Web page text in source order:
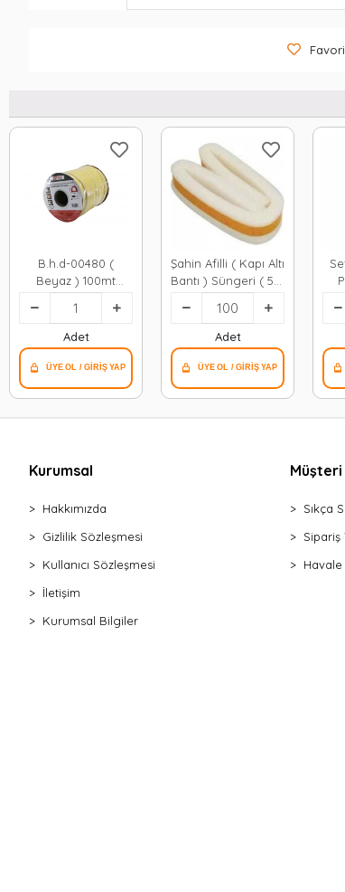
B.h.d-00480 (
Beyaz ) 100mt
(2x50mt) ( Bobin
Fitil ) ( Kapı &
Pencere ) Bant ( D
Profil ) ( 9x6mm) (
Bandı )*8
Adet
Şahin Afilli ( Kapı Altı
Bantı ) Süngeri ( 5 X
90cm ) ( Bandı
)*100=k
Adet
Sefaş
Kurumsal
Hakkımızda
Gizlilik Sözleşmesi
Kullanıcı Sözleşmesi
İletişim
Kurumsal Bilgiler
Sıkça
Sipariş